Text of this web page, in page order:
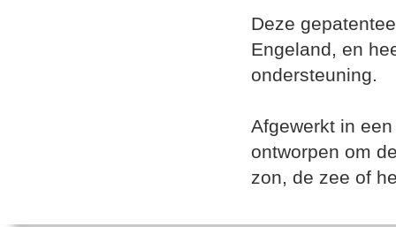
Deze
Engeland, en
ondersteuning.
Afgewerkt in
ontworpen om
zon, de zee of